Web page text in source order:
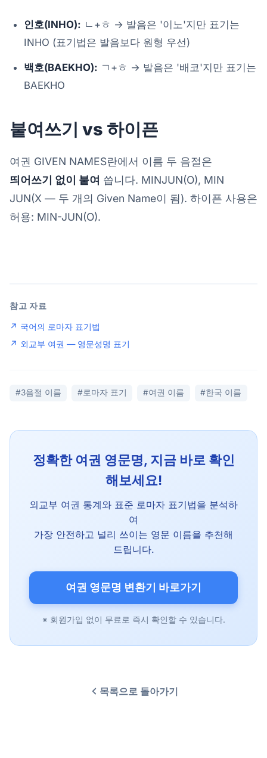
인호(INHO): ㄴ+ㅎ → 발음은 '이노'지만 표기는
INHO (표기법은 발음보다 원형 우선)
백호(BAEKHO): ㄱ+ㅎ → 발음은 '배코'지만 표기는
BAEKHO
붙여쓰기 vs 하이픈
여권 GIVEN NAMES란에서 이름 두 음절은
띄어쓰기 없이 붙여 씁니다. MINJUN(O), MIN
JUN(X — 두 개의 Given Name이 됨). 하이픈 사용은
허용: MIN-JUN(O).
참고 자료
↗ 국어의 로마자 표기법
↗ 외교부 여권 — 영문성명 표기
#3음절 이름 #로마자 표기 #여권 이름 #한국 이름
정확한 여권 영문명, 지금 바로 확인
해보세요!
외교부 여권 통계와 표준 로마자 표기법을 분석하
여
가장 안전하고 널리 쓰이는 영문 이름을 추천해
드립니다.
여권 영문명 변환기 바로가기
※ 회원가입 없이 무료로 즉시 확인할 수 있습니다.
목록으로 돌아가기